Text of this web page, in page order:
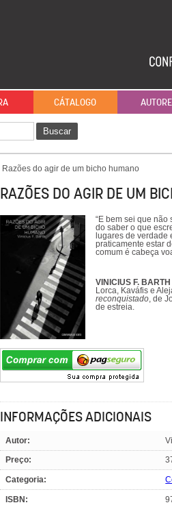
CÁTALOGO
Buscar
Razões do agir de um bicho humano
RAZÕES DO AGIR DE UM
“E bem sei que
do saber o que
lugares de verdade
praticamente estar
comum é cabeça
VINICIUS F. BARTH
Lorca, Kaváfis e
reconquistado, de
de estreia.
INFORMAÇÕES ADICIONAIS
Autor:
Preço:
Categoria:
ISBN: